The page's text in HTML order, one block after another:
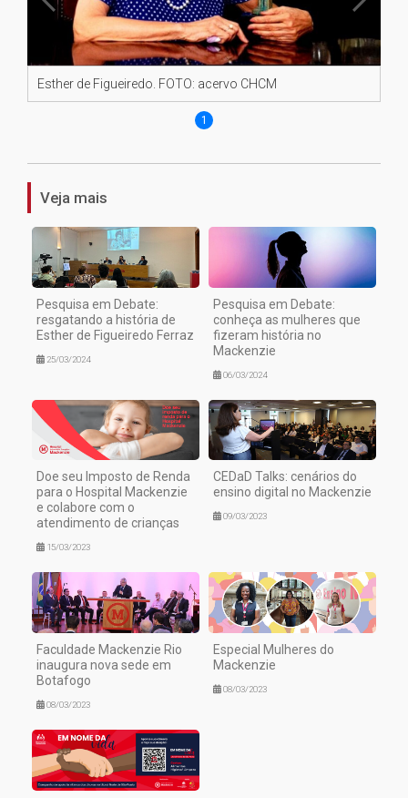
Esther de Figueiredo. FOTO: acervo CHCM
1
Veja mais
Pesquisa em Debate:
resgatando a história de
Esther de Figueiredo Ferraz
25/03/2024
Pesquisa em Debate:
conheça as mulheres que
fizeram história no
Mackenzie
06/03/2024
Doe seu Imposto de Renda
para o Hospital Mackenzie
e colabore com o
atendimento de crianças
15/03/2023
CEDaD Talks: cenários do
ensino digital no Mackenzie
09/03/2023
Faculdade Mackenzie Rio
inaugura nova sede em
Botafogo
08/03/2023
Especial Mulheres do
Mackenzie
08/03/2023